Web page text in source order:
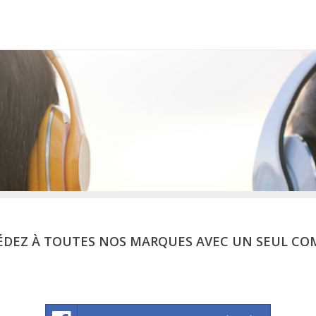
À TOUTES NOS MARQUES AVEC UN SEUL